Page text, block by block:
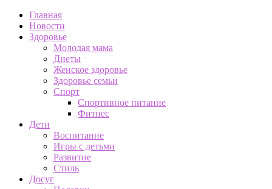
Главная
Новости
Здоровье
Молодая мама
Диеты
Женское здоровье
Здоровье семьи
Спорт
Спортивное питание
Фитнес
Дети
Воспитание
Игры с детьми
Развитие
Стиль
Досуг